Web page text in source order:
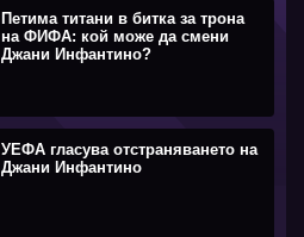
Петима титани в битка за трона
на ФИФА: кой може да смени
Джани Инфантино?
УЕФА гласува отстраняването на
Джани Инфантино